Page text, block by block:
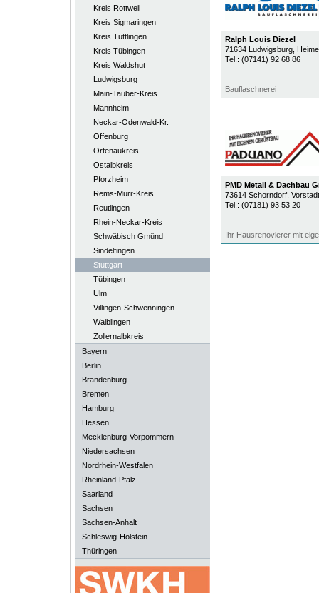
Kreis Rottweil
Kreis Sigmaringen
Kreis Tuttlingen
Kreis Tübingen
Kreis Waldshut
Ludwigsburg
Main-Tauber-Kreis
Mannheim
Neckar-Odenwald-Kr.
Offenburg
Ortenaukreis
Ostalbkreis
Pforzheim
Rems-Murr-Kreis
Reutlingen
Rhein-Neckar-Kreis
Schwäbisch Gmünd
Sindelfingen
Stuttgart
Tübingen
Ulm
Villingen-Schwenningen
Waiblingen
Zollernalbkreis
Bayern
Berlin
Brandenburg
Bremen
Hamburg
Hessen
Mecklenburg-Vorpommern
Niedersachsen
Nordrhein-Westfalen
Rheinland-Pfalz
Saarland
Sachsen
Sachsen-Anhalt
Schleswig-Holstein
Thüringen
Ralph Louis Diezel
71634 Ludwigsburg,
Tel.: (07141) 92 68 86
Bauflaschnerei
PMD Metall & Dachbau
73614 Schorndorf,
Tel.: (07181) 93 53 20
Ihr Hausrenovierer mit